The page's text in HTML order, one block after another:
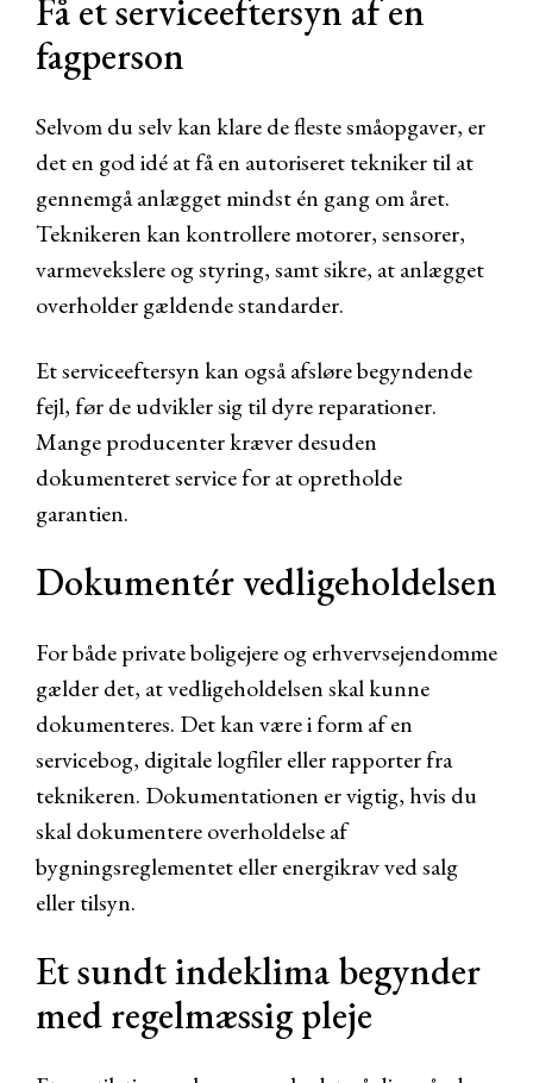
Få et serviceeftersyn af en
fagperson
Selvom du selv kan klare de fleste småopgaver, er
det en god idé at få en autoriseret tekniker til at
gennemgå anlægget mindst én gang om året.
Teknikeren kan kontrollere motorer, sensorer,
varmevekslere og styring, samt sikre, at anlægget
overholder gældende standarder.
Et serviceeftersyn kan også afsløre begyndende
fejl, før de udvikler sig til dyre reparationer.
Mange producenter kræver desuden
dokumenteret service for at opretholde
garantien.
Dokumentér vedligeholdelsen
For både private boligejere og erhvervsejendomme
gælder det, at vedligeholdelsen skal kunne
dokumenteres. Det kan være i form af en
servicebog, digitale logfiler eller rapporter fra
teknikeren. Dokumentationen er vigtig, hvis du
skal dokumentere overholdelse af
bygningsreglementet eller energikrav ved salg
eller tilsyn.
Et sundt indeklima begynder
med regelmæssig pleje